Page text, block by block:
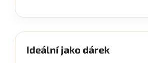
Ideální jako dárek